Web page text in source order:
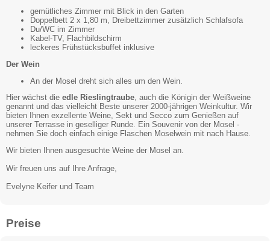
gemütliches Zimmer mit Blick in den Garten
Doppelbett 2 x 1,80 m, Dreibettzimmer zusätzlich Schlafsofa
Du/WC im Zimmer
Kabel-TV, Flachbildschirm
leckeres Frühstücksbuffet inklusive
Der Wein
An der Mosel dreht sich alles um den Wein.
Hier wächst die edle Rieslingtraube, auch die Königin der Weißweine
genannt und das vielleicht Beste unserer 2000-jährigen Weinkultur. Wir
bieten Ihnen exzellente Weine, Sekt und Secco zum Genießen auf
unserer Terrasse in geselliger Runde. Ein Souvenir von der Mosel -
nehmen Sie doch einfach einige Flaschen Moselwein mit nach Hause.
Wir bieten Ihnen ausgesuchte Weine der Mosel an.
Wir freuen uns auf Ihre Anfrage,
Evelyne Keifer und Team
Preise